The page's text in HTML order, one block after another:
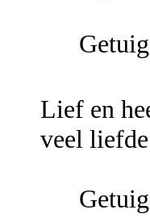
Lief en
veel